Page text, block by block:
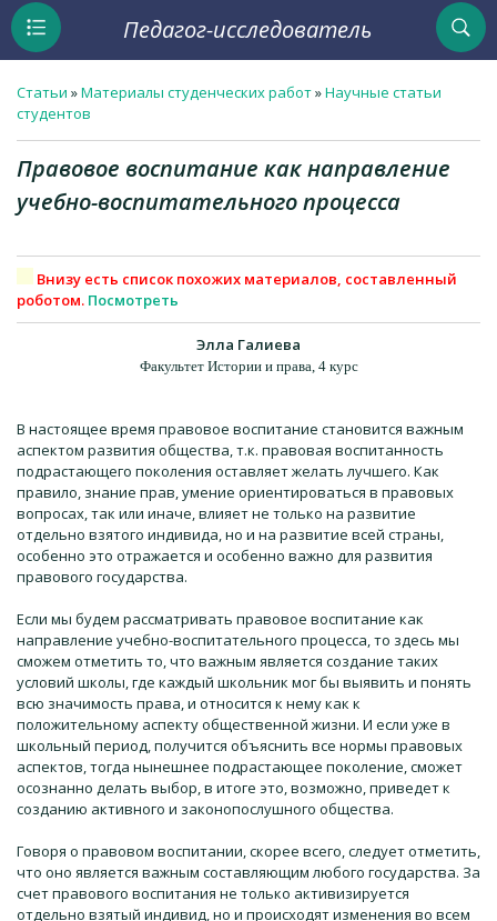
Педагог-исследователь
Статьи »Материалы студенческих работ»Научные статьи
студентов
Правовое воспитание как направление
учебно-воспитательного процесса
Внизу есть список похожих материалов, составленный
роботом. Посмотреть
Элла Галиева
Факультет Истории и права, 4 курс
В настоящее время правовое воспитание становится важным
аспектом развития общества, т.к. правовая воспитанность
подрастающего поколения оставляет желать лучшего. Как
правило, знание прав, умение ориентироваться в правовых
вопросах, так или иначе, влияет не только на развитие
отдельно взятого индивида, но и на развитие всей страны,
особенно это отражается и особенно важно для развития
правового государства.
Если мы будем рассматривать правовое воспитание как
направление учебно-воспитательного процесса, то здесь мы
сможем отметить то, что важным является создание таких
условий школы, где каждый школьник мог бы выявить и понять
всю значимость права, и относится к нему как к
положительному аспекту общественной жизни. И если уже в
школьный период, получится объяснить все нормы правовых
аспектов, тогда нынешнее подрастающее поколение, сможет
осознанно делать выбор, в итоге это, возможно, приведет к
созданию активного и законопослушного общества.
Говоря о правовом воспитании, скорее всего, следует отметить,
что оно является важным составляющим любого государства. За
счет правового воспитания не только активизируется
отдельно взятый индивид, но и происходят изменения во всем